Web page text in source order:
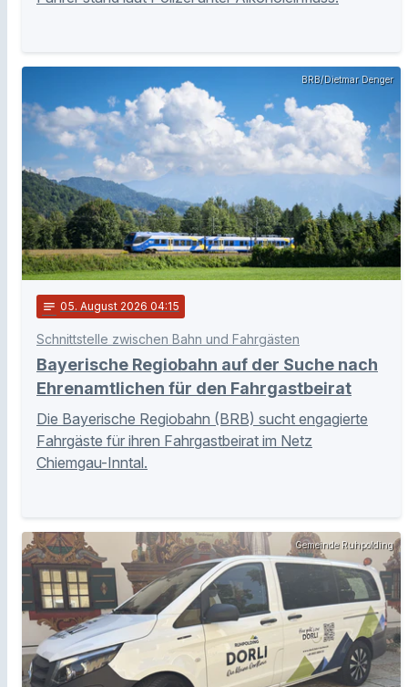
BRB/Dietmar Denger
notes 05. August 2026 04:15
Schnittstelle zwischen Bahn und Fahrgästen
Bayerische Regiobahn auf der Suche nach
Ehrenamtlichen für den Fahrgastbeirat
Die Bayerische Regiobahn (BRB) sucht engagierte
Fahrgäste für ihren Fahrgastbeirat im Netz
Chiemgau-Inntal.
Gemeinde Ruhpolding